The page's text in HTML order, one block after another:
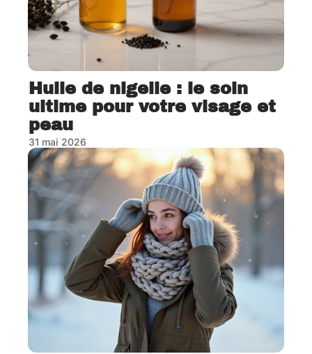
Huile de nigelle : le soin
ultime pour votre visage et
peau
31 mai 2026